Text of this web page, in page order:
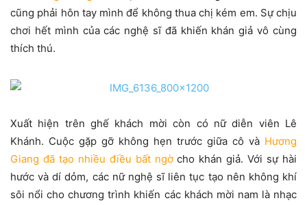
cũng phải hôn tay mình để không thua chị kém em. Sự chịu
chơi hết mình của các nghệ sĩ đã khiến khán giả vô cùng
thích thú.
Xuất hiện trên ghế khách mời còn có nữ diễn viên Lê
Khánh. Cuộc gặp gỡ không hẹn trước giữa cô và Hương
Giang đã tạo nhiều điều bất ngờcho khán giả. Với sự hài
hước và dí dỏm, các nữ nghệ sĩ liên tục tạo nên không khí
sôi nổi cho chương trình khiến các khách mời nam là nhạc